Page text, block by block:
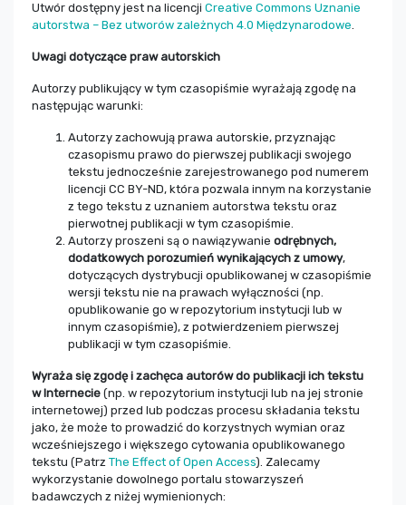
Utwór dostępny jest na licencji Creative Commons Uznanie
autorstwa – Bez utworów zależnych 4.0 Międzynarodowe.
Uwagi dotyczące praw autorskich
Autorzy publikujący w tym czasopiśmie wyrażają zgodę na
następując warunki:
Autorzy zachowują prawa autorskie, przyznając
czasopismu prawo do pierwszej publikacji swojego
tekstu jednocześnie zarejestrowanego pod numerem
licencji CC BY-ND, która pozwala innym na korzystanie
z tego tekstu z uznaniem autorstwa tekstu oraz
pierwotnej publikacji w tym czasopiśmie.
Autorzy proszeni są o nawiązywanie odrębnych,
dodatkowych porozumień wynikających z umowy,
dotyczących dystrybucji opublikowanej w czasopiśmie
wersji tekstu nie na prawach wyłączności (np.
opublikowanie go w repozytorium instytucji lub w
innym czasopiśmie), z potwierdzeniem pierwszej
publikacji w tym czasopiśmie.
Wyraża się zgodę i zachęca autorów do publikacji ich tekstu
w Internecie (np. w repozytorium instytucji lub na jej stronie
internetowej) przed lub podczas procesu składania tekstu
jako, że może to prowadzić do korzystnych wymian oraz
wcześniejszego i większego cytowania opublikowanego
tekstu (Patrz The Effect of Open Access). Zalecamy
wykorzystanie dowolnego portalu stowarzyszeń
badawczych z niżej wymienionych: